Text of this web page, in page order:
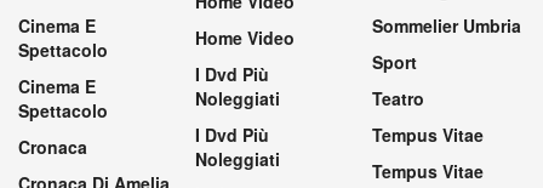
Cinema E
Spettacolo
Cinema E
Spettacolo
Cronaca
Cronaca Di Amelia
Home Video
I Dvd Più
Noleggiati
I Dvd Più
Noleggiati
Sommelier Umbria
Sport
Teatro
Tempus Vitae
Tempus Vitae